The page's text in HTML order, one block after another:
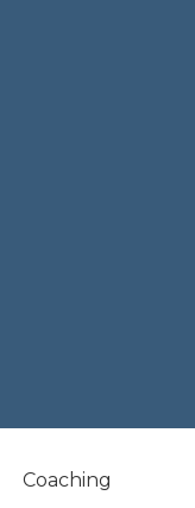
Coaching